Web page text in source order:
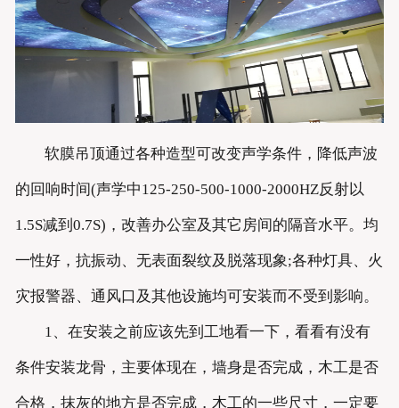
软膜吊顶通过各种造型可改变声学条件，降低声波
的回响时间(声学中125-250-500-1000-2000HZ反射以
1.5S减到0.7S)，改善办公室及其它房间的隔音水平。均
一性好，抗振动、无表面裂纹及脱落现象;各种灯具、火
灾报警器、通风口及其他设施均可安装而不受到影响。
1、在安装之前应该先到工地看一下，看看有没有
条件安装龙骨，主要体现在，墙身是否完成，木工是否
合格，抹灰的地方是否完成，木工的一些尺寸，一定要